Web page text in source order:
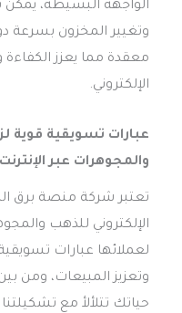
الواجهة البسيطة، يمكن
وتغيير المخزون بسرعة
معقدة مما يعزز الكفاءة
الإلكتروني.
عبارات تسويقية قوية
والمجوهرات عبر الإنترنت
تعتبر شركة منصة برق
الإلكتروني للذهب
لعملائها عبارات
وتعزيز المبيعات، ومن
حياتك تتلألأ مع